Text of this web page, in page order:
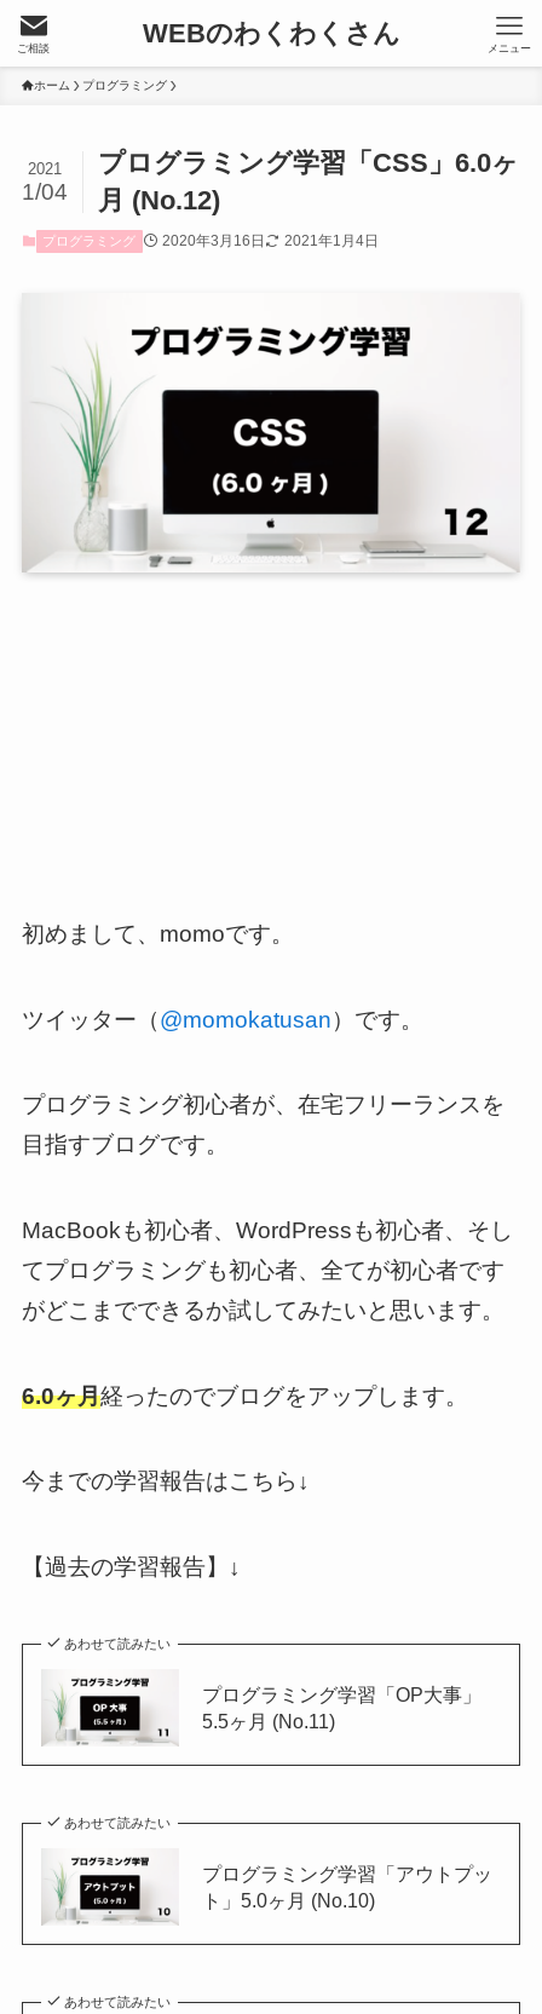
WEBのわくわくさん
ご相談 メニュー
ホーム プログラミング
プログラミング学習「CSS」6.0ヶ
月 (No.12)
2021
1/04
プログラミング 2020年3月16日 2021年1月4日
初めまして、momoです。
ツイッター（@momokatusan）です。
プログラミング初心者が、在宅フリーランスを
目指すブログです。
MacBookも初心者、WordPressも初心者、そし
てプログラミングも初心者、全てが初心者です
がどこまでできるか試してみたいと思います。
6.0ヶ月経ったのでブログをアップします。
今までの学習報告はこちら↓
【過去の学習報告】↓
あわせて読みたい
プログラミング学習「OP大事」
5.5ヶ月 (No.11)
あわせて読みたい
プログラミング学習「アウトプッ
ト」5.0ヶ月 (No.10)
あわせて読みたい